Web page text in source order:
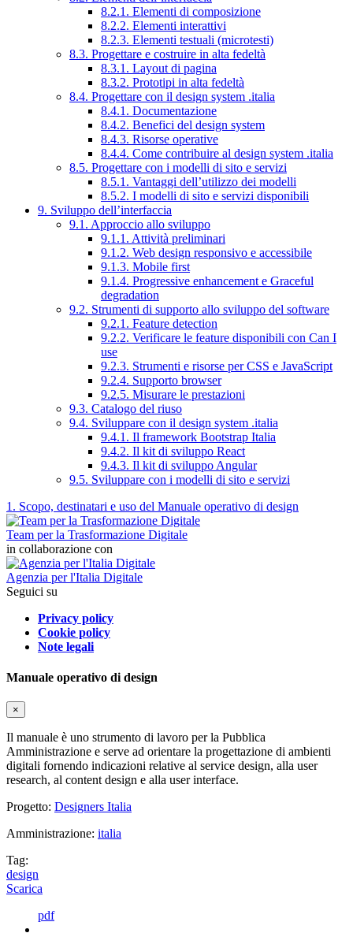
8.2.1. Elementi di composizione
8.2.2. Elementi interattivi
8.2.3. Elementi testuali (microtesti)
8.3. Progettare e costruire in alta fedeltà
8.3.1. Layout di pagina
8.3.2. Prototipi in alta fedeltà
8.4. Progettare con il design system .italia
8.4.1. Documentazione
8.4.2. Benefici del design system
8.4.3. Risorse operative
8.4.4. Come contribuire al design system .italia
8.5. Progettare con i modelli di sito e servizi
8.5.1. Vantaggi dell’utilizzo dei modelli
8.5.2. I modelli di sito e servizi disponibili
9. Sviluppo dell’interfaccia
9.1. Approccio allo sviluppo
9.1.1. Attività preliminari
9.1.2. Web design responsivo e accessibile
9.1.3. Mobile first
9.1.4. Progressive enhancement e Graceful
degradation
9.2. Strumenti di supporto allo sviluppo del software
9.2.1. Feature detection
9.2.2. Verificare le feature disponibili con Can I
use
9.2.3. Strumenti e risorse per CSS e JavaScript
9.2.4. Supporto browser
9.2.5. Misurare le prestazioni
9.3. Catalogo del riuso
9.4. Sviluppare con il design system .italia
9.4.1. Il framework Bootstrap Italia
9.4.2. Il kit di sviluppo React
9.4.3. Il kit di sviluppo Angular
9.5. Sviluppare con i modelli di sito e servizi
1. Scopo, destinatari e uso del Manuale operativo di design
Team per la Trasformazione Digitale
in collaborazione con
Agenzia per l'Italia Digitale
Seguici su
Privacy policy
Cookie policy
Note legali
Manuale operativo di design
×
Il manuale è uno strumento di lavoro per la Pubblica
Amministrazione e serve ad orientare la progettazione di ambienti
digitali fornendo indicazioni relative al service design, alla user
research, al content design e alla user interface.
Progetto: Designers Italia
Amministrazione: italia
Tag:
design
Scarica
pdf